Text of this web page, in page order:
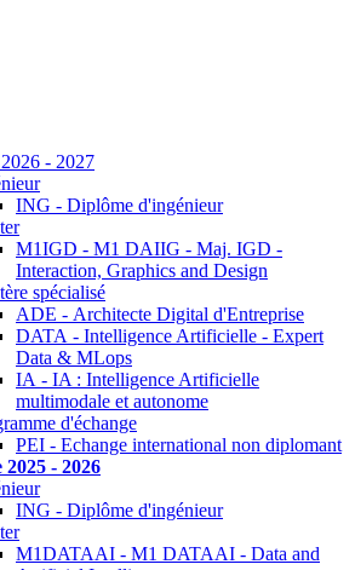
- 2027
ING - Diplôme d'ingénieur
M1IGD - M1 DAIIG - Maj. IGD -
Interaction, Graphics and Design
spécialisé
ADE - Architecte Digital d'Entreprise
DATA - Intelligence Artificielle - Expert
Data & MLops
IA - IA : Intelligence Artificielle
multimodale et autonome
d'échange
PEI - Echange international non diplomant
2025 - 2026
ING - Diplôme d'ingénieur
M1DATAAI - M1 DATAAI - Data and